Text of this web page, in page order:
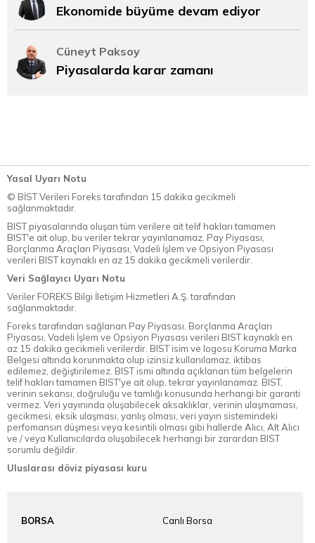
Ekonomide büyüme devam ediyor
Cüneyt Paksoy
Piyasalarda karar zamanı
Yasal Uyarı Notu
© BİST Verileri Foreks tarafından 15 dakika gecikmeli
sağlanmaktadır.
BIST piyasalarında oluşan tüm verilere ait telif hakları tamamen
BIST'e ait olup, bu veriler tekrar yayınlanamaz. Pay Piyasası,
Borçlanma Araçları Piyasası, Vadeli İşlem ve Opsiyon Piyasası
verileri BIST kaynaklı en az 15 dakika gecikmeli verilerdir.
Veri Sağlayıcı Uyarı Notu
Veriler FOREKS Bilgi İletişim Hizmetleri A.Ş. tarafından
sağlanmaktadır.
Foreks tarafından sağlanan Pay Piyasası, Borçlanma Araçları
Piyasası, Vadeli İşlem ve Opsiyon Piyasası verileri BIST kaynaklı en
az 15 dakika gecikmeli verilerdir. BIST isim ve logosu Koruma Marka
Belgesi altında korunmakta olup izinsiz kullanılamaz, iktibas
edilemez, değiştirilemez. BIST ismi altında açıklanan tüm belgelerin
telif hakları tamamen BIST'ye ait olup, tekrar yayınlanamaz. BIST,
verinin sekansı, doğruluğu ve tamlığı konusunda herhangi bir garanti
vermez. Veri yayınında oluşabilecek aksaklıklar, verinin ulaşmaması,
gecikmesi, eksik ulaşması, yanlış olması, veri yayın sistemindeki
perfomansın düşmesi veya kesintili olması gibi hallerde Alıcı, Alt Alıcı
ve / veya Kullanıcılarda oluşabilecek herhangi bir zarardan BIST
sorumlu değildir.
Uluslarası döviz piyasası kuru
BORSA Canlı Borsa